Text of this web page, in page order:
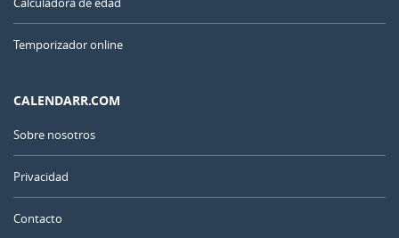
Temporizador online
CALENDARR.COM
Sobre nosotros
Privacidad
Contacto